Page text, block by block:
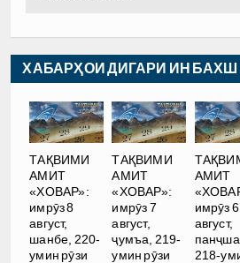
ХАБАРҲОИ ДИГАРИ ИН БАХШ
ТАҚВИМИ
АМИТ
«ХОВАР»:
имрӯз 8
август,
шанбе, 220-
умин рӯзи
ТАҚВИМИ
АМИТ
«ХОВАР»:
имрӯз 7
август,
ҷумъа, 219-
умин рӯзи
АМИТ
имрӯз 6
август,
218-